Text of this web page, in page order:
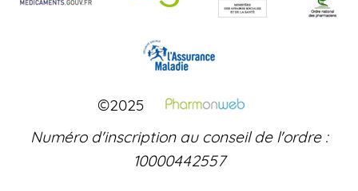
©2025
Numéro d'inscription au conseil de l'ordre :
10000442557